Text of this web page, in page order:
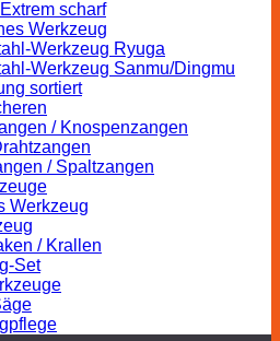
scharf
Werkzeug
Werkzeug Ryuga
Werkzeug Sanmu/Dingmu
sortiert
/ Knospenzangen
/ Spaltzangen
Werkzeug
/ Krallen
Set